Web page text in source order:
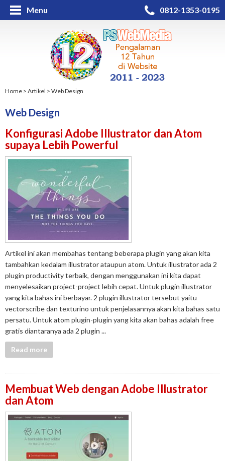
Menu 0812-1353-0195
Home > Artikel > Web Design
Web Design
Konfigurasi Adobe Illustrator dan Atom
supaya Lebih Powerful
Artikel ini akan membahas tentang beberapa plugin yang akan kita
tambahkan kedalam illustrator ataupun atom. Untuk illustrator ada 2
plugin productivity terbaik, dengan menggunakan ini kita dapat
menyelesaikan project-project lebih cepat. Untuk plugin illustrator
yang kita bahas ini berbayar. 2 plugin illustrator tersebut yaitu
vectorscribe dan texturino untuk penjelasannya akan kita bahas satu
persatu. Untuk atom plugin-plugin yang kita akan bahas adalah free
gratis diantaranya ada 2 plugin ...
Read more
Membuat Web dengan Adobe Illustrator
dan Atom